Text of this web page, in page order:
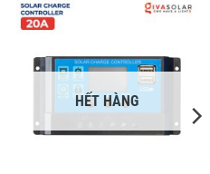
HẾT HÀNG